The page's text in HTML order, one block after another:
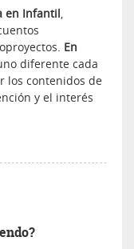
en Infantil,
En
diferente cada
los contenidos de
y el interés